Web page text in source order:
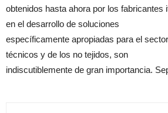
obtenidos hasta ahora por los fabricantes
en el desarrollo de soluciones
específicamente apropiadas para el
técnicos y de los no tejidos, son
indiscutiblemente de gran importancia.